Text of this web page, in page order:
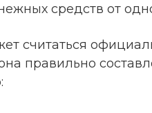
средств от
считаться
правильно